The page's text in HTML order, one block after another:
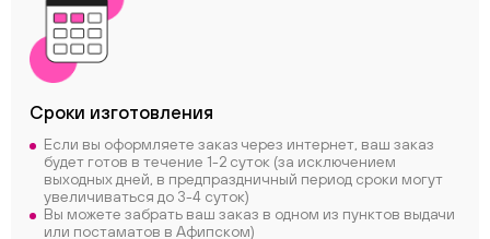
Сроки изготовления
Если вы оформляете заказ через интернет, ваш заказ
будет готов в течение 1-2 суток (за исключением
выходных дней, в предпраздничный период сроки могут
увеличиваться до 3-4 суток)
Вы можете забрать ваш заказ в одном из пунктов выдачи
или постаматов в Афипском)